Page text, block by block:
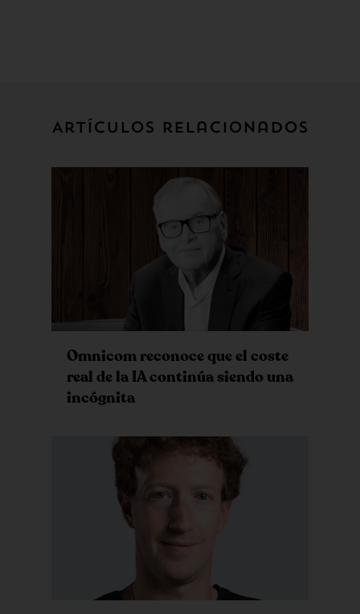
Artículos relacionados
Omnicom reconoce que el coste
real de la IA continúa siendo una
incógnita